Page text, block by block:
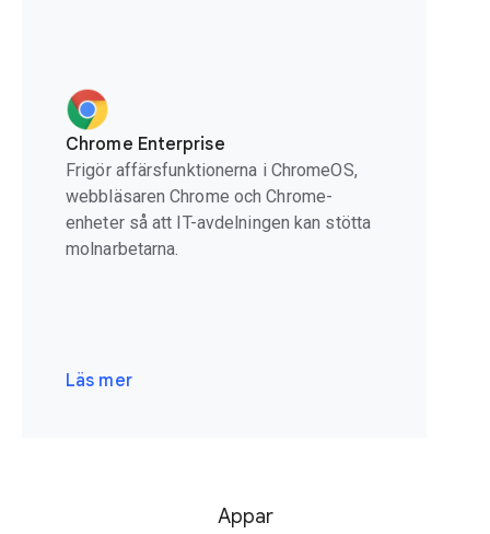
Chrome Enterprise
Frigör affärsfunktionerna i ChromeOS,
webbläsaren Chrome och Chrome-
enheter så att IT-avdelningen kan stötta
molnarbetarna.
Läs mer
Appar